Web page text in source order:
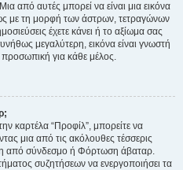
από αυτές μπορεί να είναι μια εικόνα
με τη μορφή των άστρων, τετραγώνων
έχετε κάνει ή το αξίωμα σας
μεγαλύτερη, εικόνα είναι γνωστή
προσωπική για κάθε μέλος.
καρτέλα “Προφίλ”, μπορείτε να
μια από τις ακόλουθες τέσσερις
από σύνδεσμο ή Φόρτωση άβαταρ.
συζητήσεων να ενεργοποιήσει τα